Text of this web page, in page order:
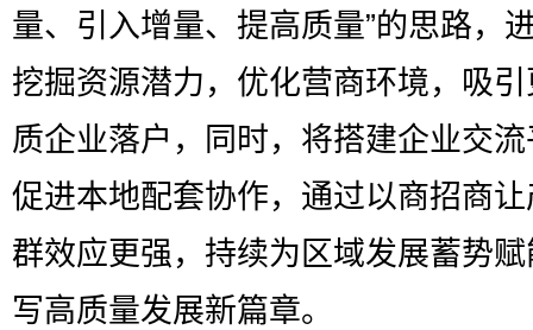
量、引入增量、提高质量”的思路，
挖掘资源潜力，优化营商环境，吸
质企业落户，同时，将搭建企业交
促进本地配套协作，通过以商招商
群效应更强，持续为区域发展蓄势
写高质量发展新篇章。